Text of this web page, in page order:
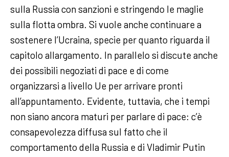
sulla Russia con sanzioni e stringendo le maglie
sulla flotta ombra. Si vuole anche continuare a
sostenere l’Ucraina, specie per quanto riguarda il
capitolo allargamento. In parallelo si discute anche
dei possibili negoziati di pace e di come
organizzarsi a livello Ue per arrivare pronti
all’appuntamento. Evidente, tuttavia, che i tempi
non siano ancora maturi per parlare di pace: c’è
consapevolezza diffusa sul fatto che il
comportamento della Russia e di Vladimir Putin